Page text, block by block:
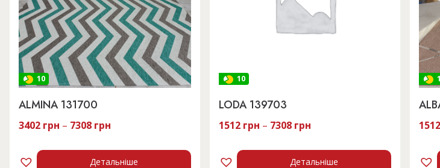
10
ALMINA 131700
3402 грн – 7308 грн
Детальніше
10
LODA 139703
1512 грн – 7308 грн
Детальніше
1512